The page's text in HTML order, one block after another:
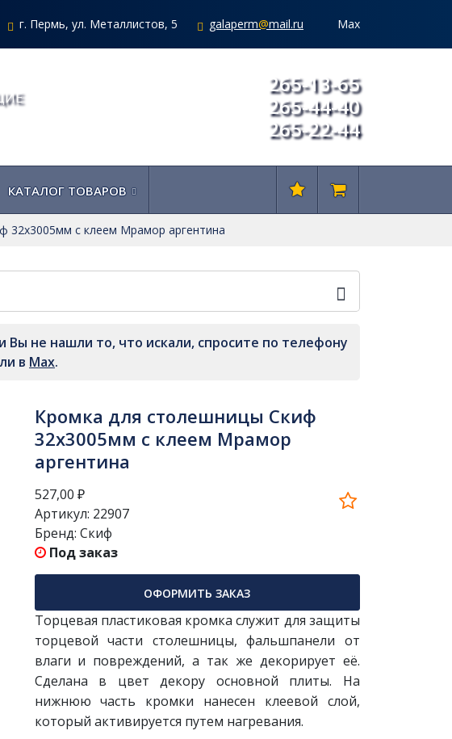
г. Пермь, ул. Металлистов, 5 galaperm@mail.ru Мах
265-13-65
265-44-40
265-22-44
КАТАЛОГ ТОВАРОВ
32х3005мм с клеем Мрамор аргентина
Вы не нашли то, что искали, спросите по телефону
в Мах.
Кромка для столешницы Скиф
32х3005мм с клеем Мрамор
аргентина
527,00 ₽
Артикул: 22907
Бренд: Скиф
Под заказ
ОФОРМИТЬ ЗАКАЗ
Торцевая пластиковая кромка служит для защиты
торцевой части столешницы, фальшпанели от
влаги и повреждений, а так же декорирует её.
Сделана в цвет декору основной плиты. На
нижнюю часть кромки нанесен клеевой слой,
который активируется путем нагревания.